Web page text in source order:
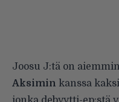
Joosu J:tä on
Aksimin kanssa